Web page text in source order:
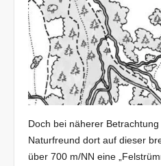
Doch bei näherer
Naturfreund dort auf dieser
über 700 m/NN eine